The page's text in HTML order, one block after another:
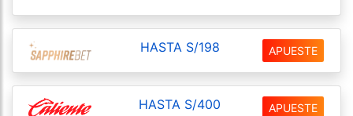
HASTA S/198 APUESTE
HASTA S/400 APUESTE